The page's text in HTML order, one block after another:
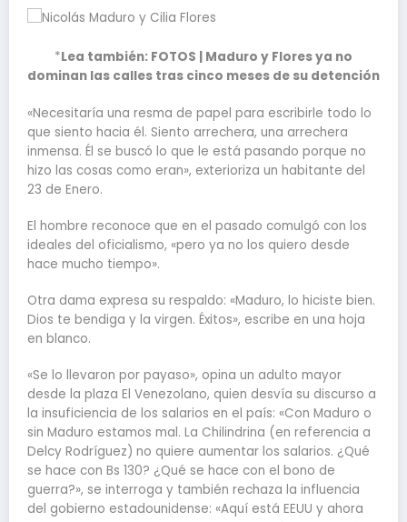
*Lea también: FOTOS | Maduro y Flores ya no
dominan las calles tras cinco meses de su detención
«Necesitaría una resma de papel para escribirle todo lo
que siento hacia él. Siento arrechera, una arrechera
inmensa. Él se buscó lo que le está pasando porque no
hizo las cosas como eran», exterioriza un habitante del
23 de Enero.
El hombre reconoce que en el pasado comulgó con los
ideales del oficialismo, «pero ya no los quiero desde
hace mucho tiempo».
Otra dama expresa su respaldo: «Maduro, lo hiciste bien.
Dios te bendiga y la virgen. Éxitos», escribe en una hoja
en blanco.
«Se lo llevaron por payaso», opina un adulto mayor
desde la plaza El Venezolano, quien desvía su discurso a
la insuficiencia de los salarios en el país: «Con Maduro o
sin Maduro estamos mal. La Chilindrina (en referencia a
Delcy Rodríguez) no quiere aumentar los salarios. ¿Qué
se hace con Bs 130? ¿Qué se hace con el bono de
guerra?», se interroga y también rechaza la influencia
del gobierno estadounidense: «Aquí está EEUU y ahora